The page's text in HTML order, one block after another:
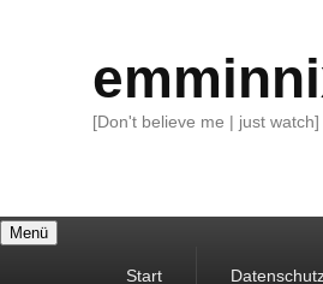
[Don't believe me | just watch]
Menü
Start